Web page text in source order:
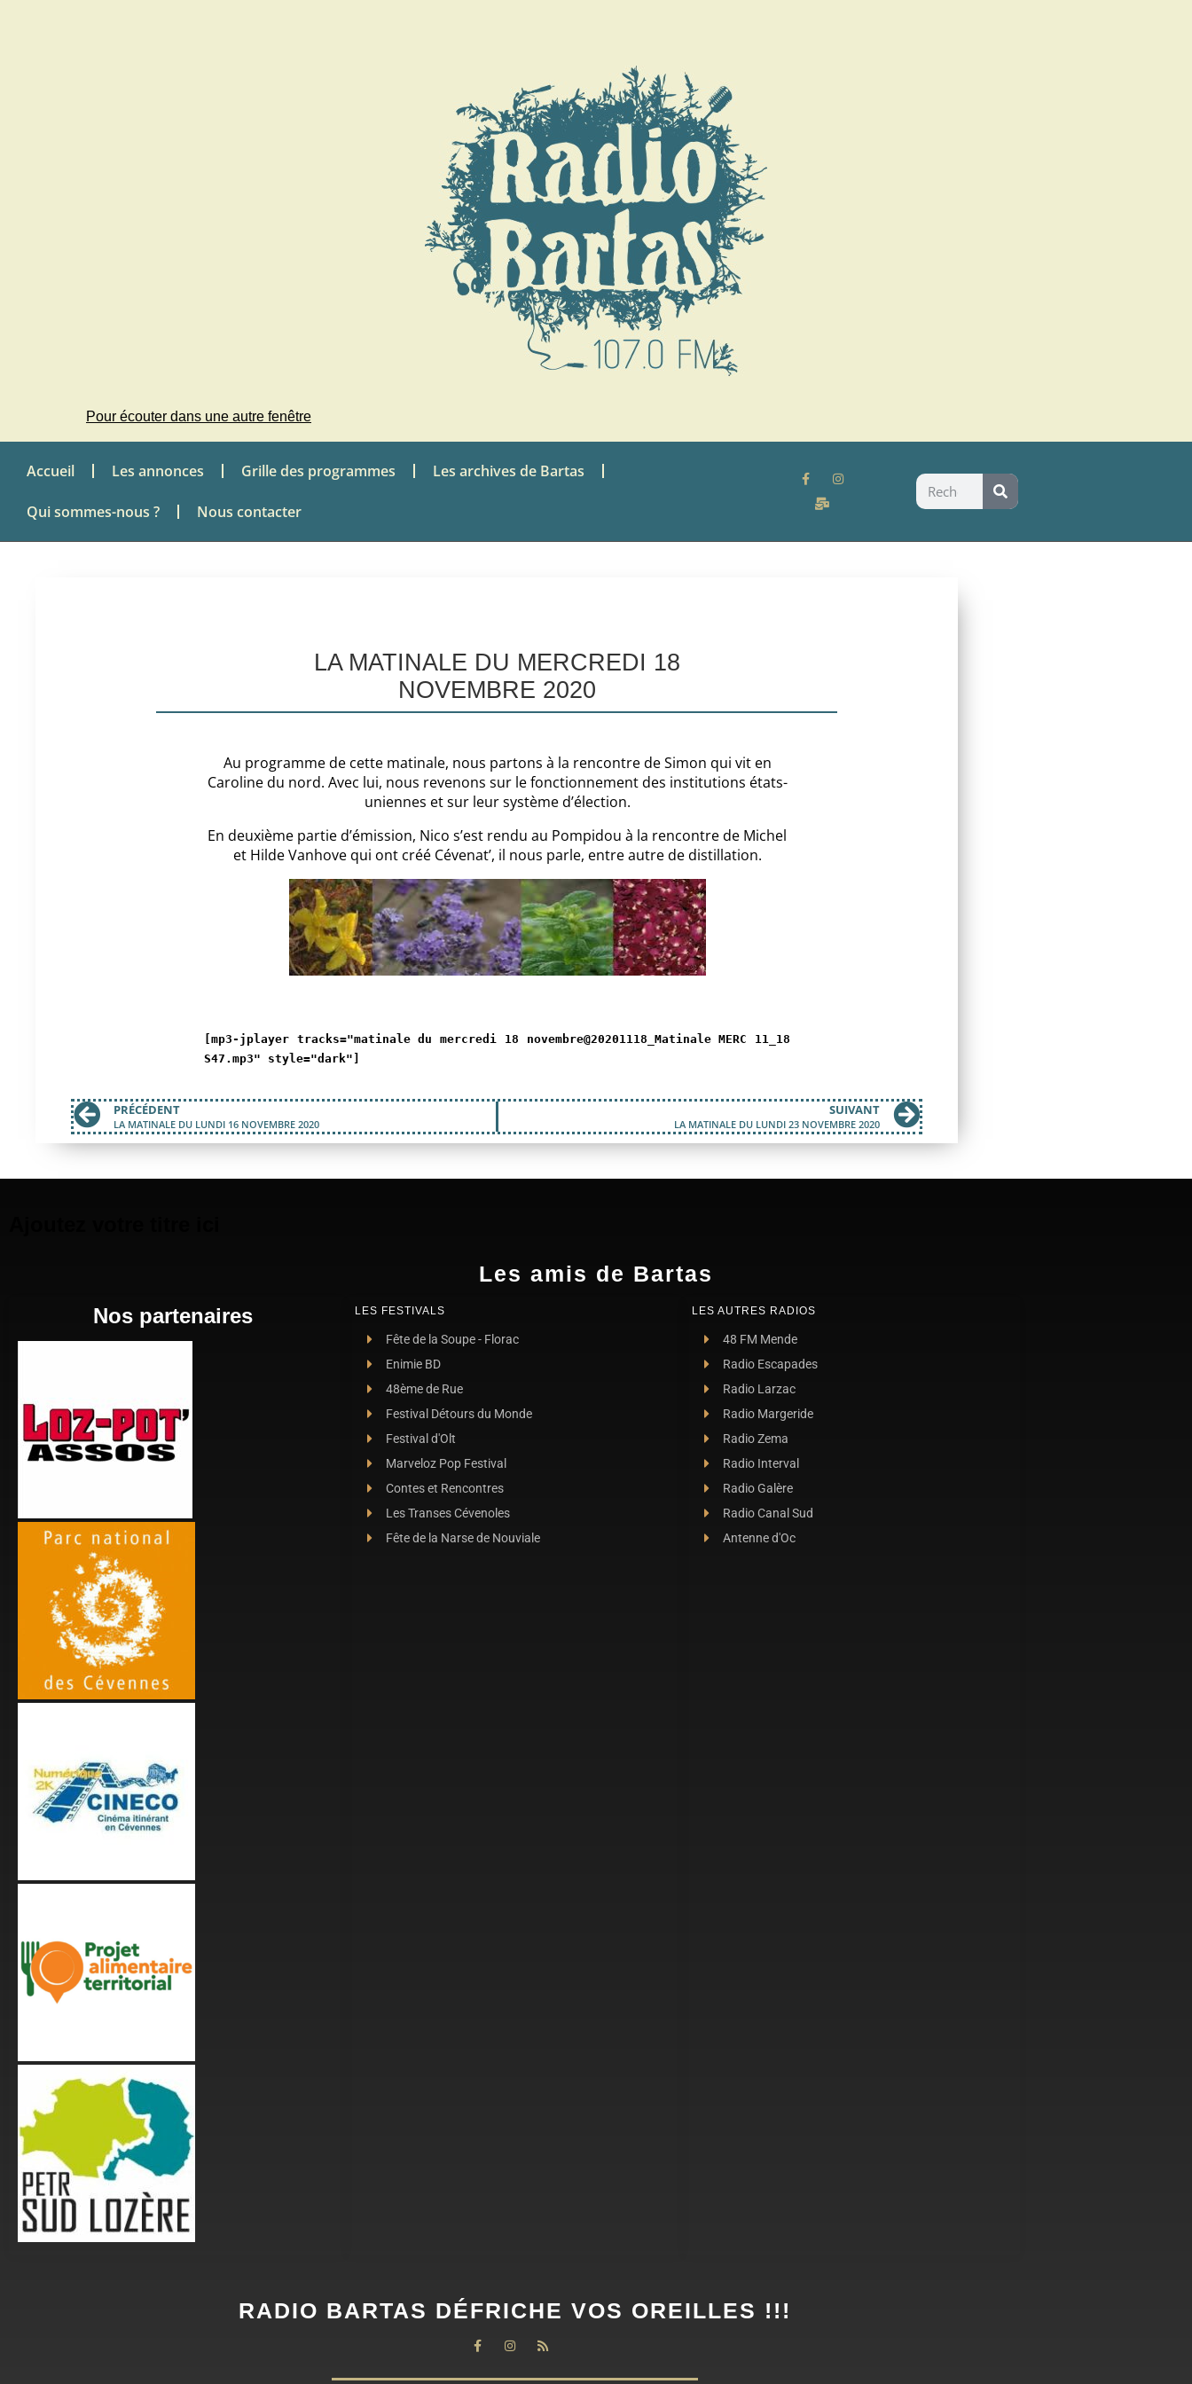
Pour écouter dans une autre fenêtre
Accueil Les annonces Grille des programmes Les archives de Bartas
Qui sommes-nous ? Nous contacter
LA MATINALE DU MERCREDI 18
NOVEMBRE 2020
Au programme de cette matinale, nous partons à la rencontre de Simon qui vit en
Caroline du nord. Avec lui, nous revenons sur le fonctionnement des institutions états-
uniennes et sur leur système d’élection.
En deuxième partie d’émission, Nico s’est rendu au Pompidou à la rencontre de Michel
et Hilde Vanhove qui ont créé Cévenat’, il nous parle, entre autre de distillation.
[mp3-jplayer tracks="matinale du mercredi 18 novembre@20201118_Matinale MERC 11_18
S47.mp3" style="dark"]
PRÉCÉDENT
LA MATINALE DU LUNDI 16 NOVEMBRE 2020
SUIVANT
LA MATINALE DU LUNDI 23 NOVEMBRE 2020
Les amis de Bartas
Nos partenaires LES FESTIVALS
Fête de la Soupe - Florac
Enimie BD
48ème de Rue
Festival Détours du Monde
Festival d'Olt
Marveloz Pop Festival
Contes et Rencontres
Les Transes Cévenoles
Fête de la Narse de Nouviale
LES AUTRES RADIOS
48 FM Mende
Radio Escapades
Radio Larzac
Radio Margeride
Radio Zema
Radio Interval
Radio Galère
Radio Canal Sud
Antenne d'Oc
RADIO BARTAS DÉFRICHE VOS OREILLES !!!